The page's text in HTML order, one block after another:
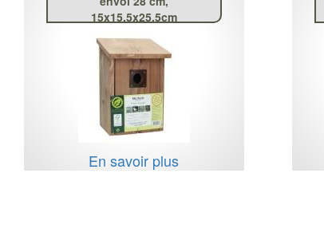
15x15.5x25.5cm
En savoir plus